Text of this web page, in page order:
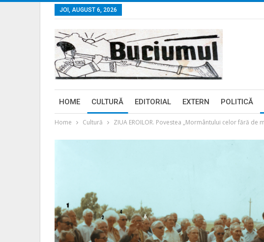
JOI, AUGUST 6, 2026
HOME CULTURĂ EDITORIAL EXTERN POLITICĂ
Home Cultură ZIUA EROILOR. Povestea „Mormântului celor fără de